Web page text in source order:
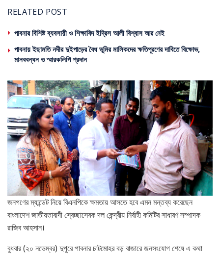
RELATED POST
পাবনার বিশিষ্ট ব্যবসায়ী ও শিক্ষাবিদ ইদ্রিস আলী বিশ্বাস আর নেই
পাবনায় ইছামতি নদীর দুইপাড়ের বৈধ ভূমির মালিকদের ক্ষতিপূরণের দাবিতে বিক্ষোভ,
মানববন্ধন ও স্মারকলিপি প্রদান
জনগণের ম্যান্ডেট নিয়ে বিএনপিকে ক্ষমতায় আসতে হবে এমন মন্তব্য করেছেন
বাংলাদেশ জাতীয়তাবাদী স্বেচ্ছাসেবক দল কেন্দ্রীয় নির্বাহী কমিটির সাধারণ সম্পাদক
রাজিব আহসান।
বুধবার (২০ নভেম্বর) দুপুরে পাবনার চাটমোহর বড় বাজারে জনসংযোগ শেষে এ কথা